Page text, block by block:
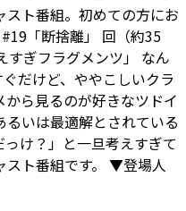
スト番組。初めての方にお
「断捨離」 回（約35
すぎフラグメンツ」
なん
だけど、ややこしいクラ
ら見るのが好きなツドイ
いは最適解とされている
け？」と一旦考えすぎて
ト番組です。 ▼登場人